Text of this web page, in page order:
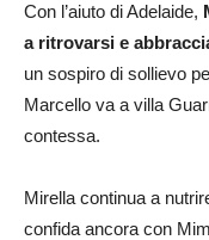
Con l’aiuto di Adelaide,
a ritrovarsi e
un sospiro di sollievo
Marcello va a villa
contessa.
Mirella continua a
confida ancora con